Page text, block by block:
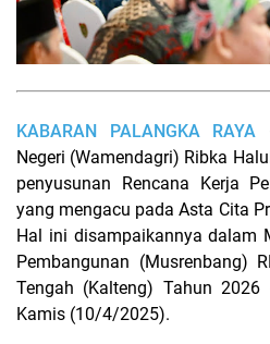
KABARAN PALANGKA RAYA
Negeri (Wamendagri) Ribka
penyusunan Rencana Kerja
yang mengacu pada Asta Cita
Hal ini disampaikannya dalam
Pembangunan (Musrenbang)
Tengah (Kalteng) Tahun
Kamis (10/4/2025).